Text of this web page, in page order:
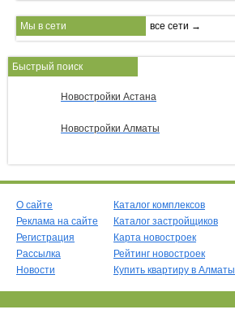
Мы в сети все сети →
Быстрый поиск
Новостройки Астана
Новостройки Алматы
О сайте
Реклама на сайте
Регистрация
Рассылка
Новости
Каталог комплексов
Каталог застройщиков
Карта новостроек
Рейтинг новостроек
Купить квартиру в Алматы